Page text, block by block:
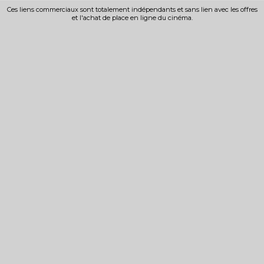
Ces liens commerciaux sont totalement indépendants et sans lien avec les offres
et l'achat de place en ligne du cinéma.